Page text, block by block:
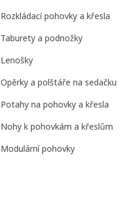
Rozkládací pohovky a křesla
Taburety a podnožky
Lenošky
Opěrky a polštáře na sedačku
Potahy na pohovky a křesla
Nohy k pohovkám a křeslům
Modulární pohovky